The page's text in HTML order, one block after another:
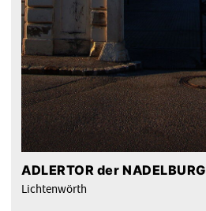
ADLERTOR der NADELBURG
Lichtenwörth